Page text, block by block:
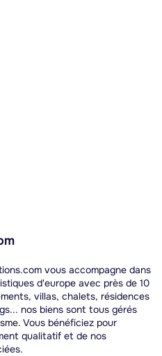
vous accompagne dans
d'europe avec près de 10
villas, chalets, résidences
nos biens sont tous gérés
Vous bénéficiez pour
qualitatif et de nos